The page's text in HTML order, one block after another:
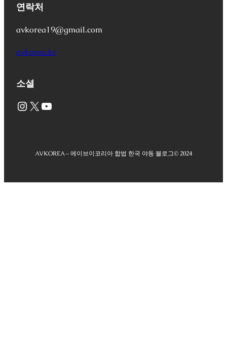
연락처
avkorea19@gmail.com
avkorea.kr
소셜
Instagram X YouTube
AVKOREA – 에이브이코리아 합법 한국 야동 블로그© 2024